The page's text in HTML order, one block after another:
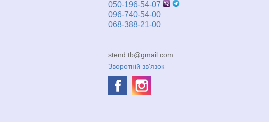
050-196-54-07
096-740-54-00
068-388-21-00
stend.tb@gmail.com
Зворотній зв'язок